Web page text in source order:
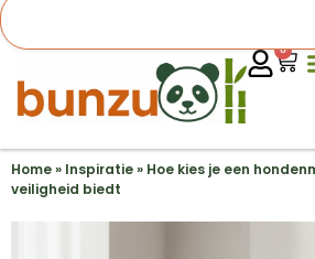
0
Home» Inspiratie» Hoe kies je een
veiligheid biedt